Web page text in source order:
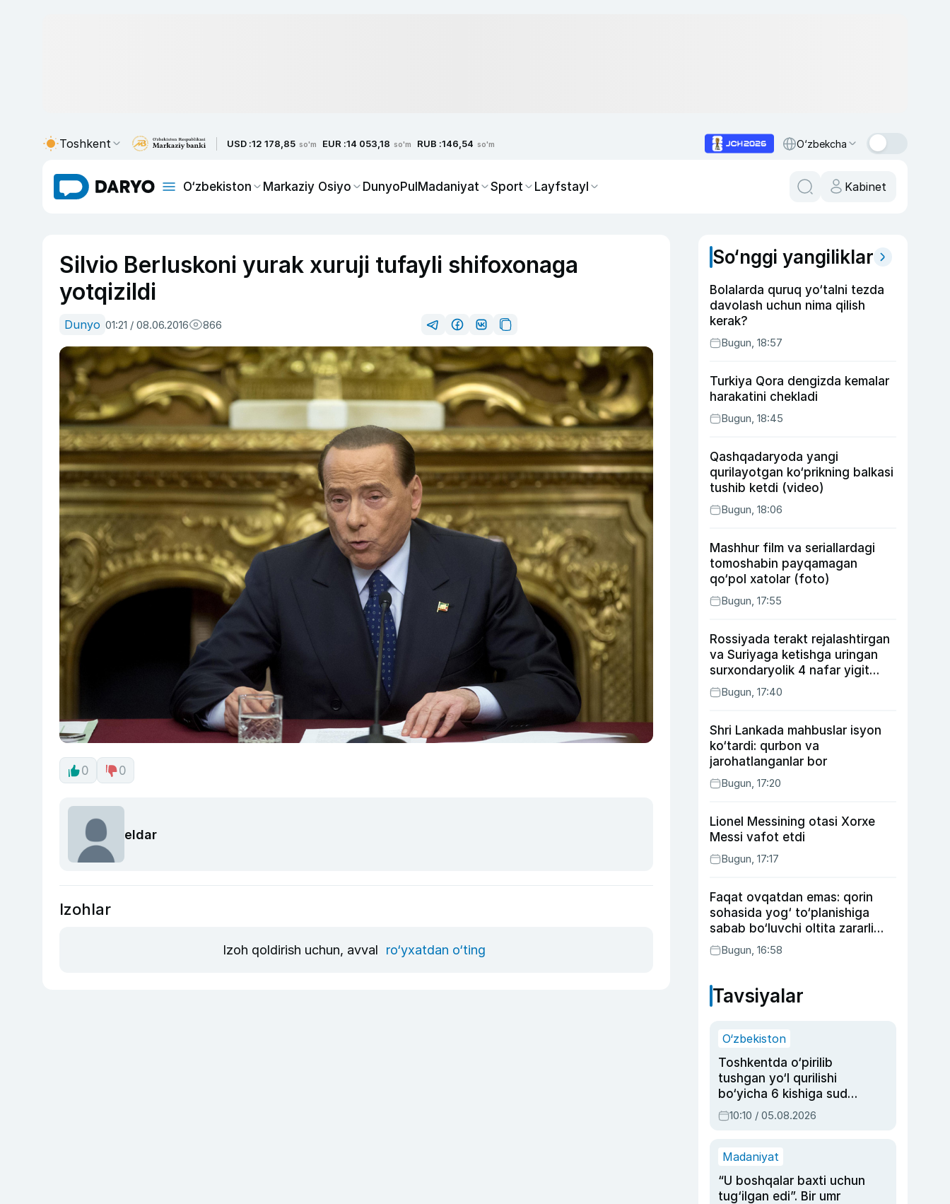
Toshkent USD :12 178,85 so'm EUR :14 053,18 so'm RUB :146,54 so'm O‘zbekcha
O‘zbekiston Markaziy Osiyo DunyoPulMadaniyat Sport Layfstayl Kabinet
Silvio Berluskoni yurak xuruji tufayli shifoxonaga
yotqizildi
Dunyo 01:21 / 08.06.2016 866
0 0
eldar
Izohlar
Izoh qoldirish uchun, avval ro‘yxatdan o‘ting
So‘nggi yangiliklar
Bolalarda quruq yo‘talni tezda
davolash uchun nima qilish
kerak?
Bugun, 18:57
Turkiya Qora dengizda kemalar
harakatini chekladi
Bugun, 18:45
Qashqadaryoda yangi
qurilayotgan ko‘prikning balkasi
tushib ketdi (video)
Bugun, 18:06
Mashhur film va seriallardagi
tomoshabin payqamagan
qo‘pol xatolar (foto)
Bugun, 17:55
Rossiyada terakt rejalashtirgan
va Suriyaga ketishga uringan
surxondaryolik 4 nafar yigit
qamaldi
Bugun, 17:40
Shri Lankada mahbuslar isyon
ko‘tardi: qurbon va
jarohatlanganlar bor
Bugun, 17:20
Lionel Messining otasi Xorxe
Messi vafot etdi
Bugun, 17:17
Faqat ovqatdan emas: qorin
sohasida yog‘ to‘planishiga
sabab bo‘luvchi oltita zararli
odatBugun, 16:58
Tavsiyalar
O‘zbekiston
Toshkentda o‘pirilib
tushgan yo‘l qurilishi
bo‘yicha 6 kishiga sud
hukmi o‘qildi
10:10 / 05.08.2026
Madaniyat
“U boshqalar baxti uchun
tug‘ilgan edi”. Bir umr